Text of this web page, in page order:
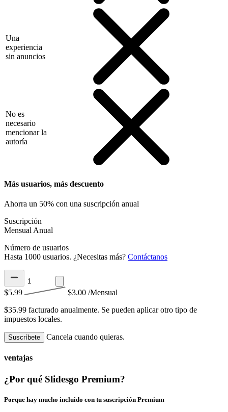
Una
experiencia
sin anuncios
No es
necesario
mencionar la
autoría
Más usuarios, más descuento
Ahorra un 50% con una suscripción anual
Suscripción
Mensual Anual
Número de usuarios
Hasta 1000 usuarios. ¿Necesitas más? Contáctanos
$5.99 $3.00 /Mensual
$35.99 facturado anualmente. Se pueden aplicar otro tipo de
impuestos locales.
Suscríbete Cancela cuando quieras.
ventajas
¿Por qué Slidesgo Premium?
Porque hay mucho incluido con tu suscripción Premium